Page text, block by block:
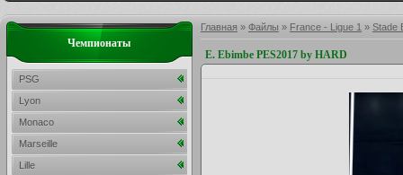
Главная » Файлы » France - Ligue 1 » Stade
E. Ebimbe PES2017 by HARD
Чемпионаты
PSG
Lyon
Monaco
Marseille
Lille